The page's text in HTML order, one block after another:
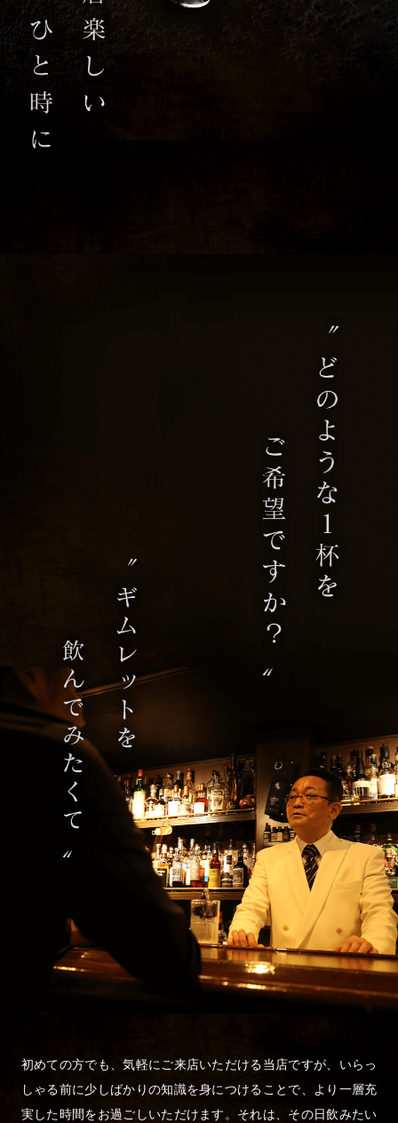
初めての方でも、気軽にご来店いただける当店ですが、いらっ
しゃる前に少しばかりの知識を身につけることで、より一層充
実した時間をお過ごしいただけます。それは、その日飲みたい